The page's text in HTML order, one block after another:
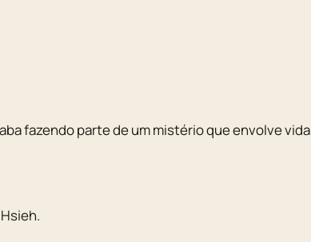
fazendo parte de um mistério que envolve vida
.